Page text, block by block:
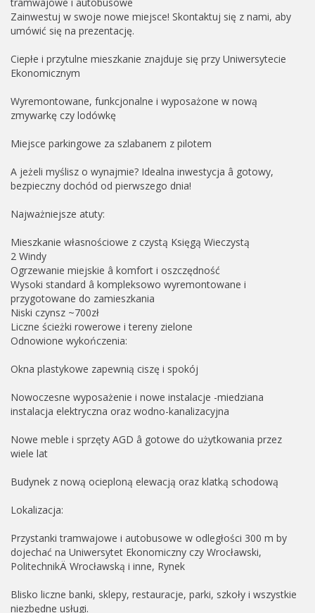
Zainwestuj w swoje nowe miejsce! Skontaktuj się z nami, aby
umówić się na prezentację.
Ciepłe i przytulne mieszkanie znajduje się przy Uniwersytecie
Ekonomicznym
Wyremontowane, funkcjonalne i wyposażone w nową
zmywarkę czy lodówkę
Miejsce parkingowe za szlabanem z pilotem
A jeżeli myślisz o wynajmie? Idealna inwestycja â gotowy,
bezpieczny dochód od pierwszego dnia!
Najważniejsze atuty:
Mieszkanie własnościowe z czystą Księgą Wieczystą
2 Windy
Ogrzewanie miejskie â komfort i oszczędność
Wysoki standard â kompleksowo wyremontowane i
przygotowane do zamieszkania
Niski czynsz ~700zł
Liczne ścieżki rowerowe i tereny zielone
Odnowione wykończenia:
Okna plastykowe zapewnią ciszę i spokój
Nowoczesne wyposażenie i nowe instalacje -miedziana
instalacja elektryczna oraz wodno-kanalizacyjna
Nowe meble i sprzęty AGD â gotowe do użytkowania przez
wiele lat
Budynek z nową ocieploną elewacją oraz klatką schodową
Lokalizacja:
Przystanki tramwajowe i autobusowe w odległości 300 m by
dojechać na Uniwersytet Ekonomiczny czy Wrocławski,
PolitechnikÄ Wrocławską i inne, Rynek
Blisko liczne banki, sklepy, restauracje, parki, szkoły i wszystkie
niezbędne usługi.